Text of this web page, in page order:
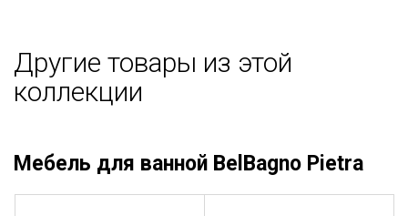
Другие товары из этой
коллекции
Мебель для ванной BelBagno Pietra